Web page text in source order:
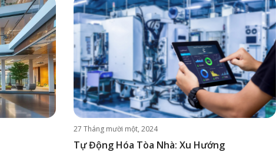
27 Tháng mười một, 2024
Tự Động Hóa Tòa Nhà: Xu Hướng